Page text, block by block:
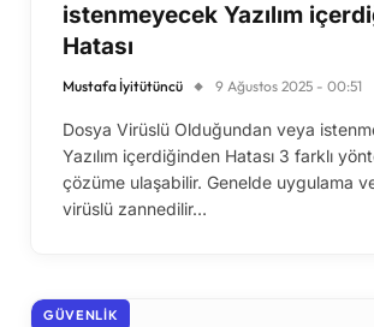
istenmeyecek Yazılım
Hatası
Mustafa İyitütüncü 9 Ağustos 2025 - 00:51
Dosya Virüslü Olduğundan veya
Yazılım içerdiğinden Hatası 3 farklı
çözüme ulaşabilir. Genelde uygulama
virüslü zannedilir…
GÜVENLIK